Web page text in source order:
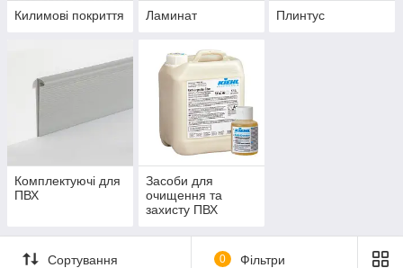
Килимові покриття Ламинат Плинтус
Комплектуючі для
ПВХ
Засоби для
очищення та
захисту ПВХ
Сортування 0 Фільтри